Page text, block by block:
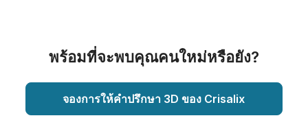
พร้อมที่จะพบคุณคนใหม่หรือยัง?
จองการให้คำปรึกษา 3D ของ Crisalix